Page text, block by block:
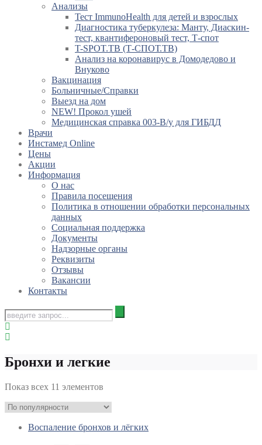
Анализы
Тест ImmunoHealth для детей и взрослых
Диагностика туберкулеза: Манту, Диаскин-
тест, квантифероновый тест, Т-спот
T-SPOT.TB (Т-СПОТ.ТВ)
Анализ на коронавирус в Домодедово и
Внуково
Вакцинация
Больничные/Справки
Выезд на дом
NEW! Прокол ушей
Медицинская справка 003-В/у для ГИБДД
Врачи
Инстамед Online
Цены
Акции
Информация
О нас
Правила посещения
Политика в отношении обработки персональных
данных
Социальная поддержка
Документы
Надзорные органы
Реквизиты
Отзывы
Вакансии
Контакты
Бронхи и легкие
Показ всех 11 элементов
Воспаление бронхов и лёгких